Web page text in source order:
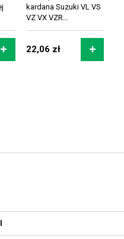
kardana Suzuki VL VS
VZ VX VZR...
22,06 zł